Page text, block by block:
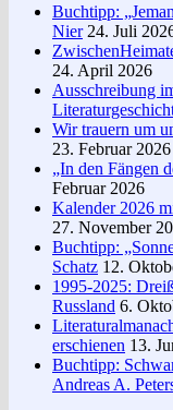
Buchtipp:
Nier 24. Juli
24. April 2026
Ausschreibung
Wir trauern um
23. Februar 2026
„In den Fängen
Februar 2026
Kalender 2026
27. November
Buchtipp:
Schatz 12.
1995-2025:
Russland 6.
erschienen 13.
Buchtipp:
Andreas A.